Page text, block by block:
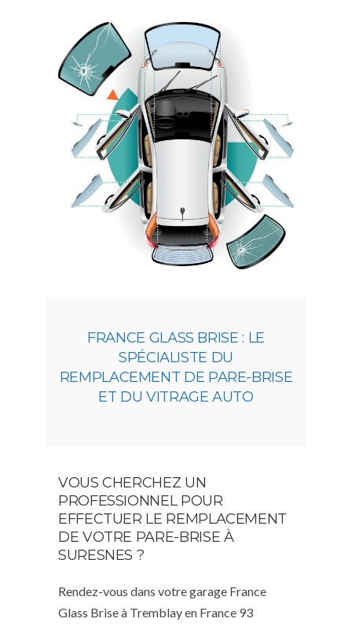
FRANCE GLASS BRISE : LE
SPÉCIALISTE DU
REMPLACEMENT DE PARE-BRISE
ET DU VITRAGE AUTO
VOUS CHERCHEZ UN
PROFESSIONNEL POUR
EFFECTUER LE REMPLACEMENT
DE VOTRE PARE-BRISE À
SURESNES ?
Rendez-vous dans votre garage France
Glass Brise à Tremblay en France 93